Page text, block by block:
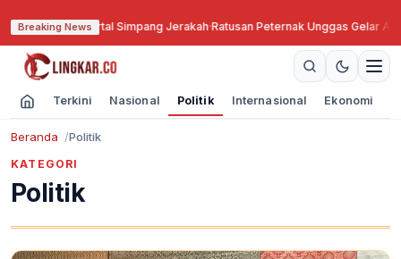
Breaking News
Portal Simpang Jerakah·Ratusan Peternak Unggas Gelar Aksi, Pemkab
Terkini Nasional Politik Internasional Ekonomi
Beranda Politik
KATEGORI
Politik